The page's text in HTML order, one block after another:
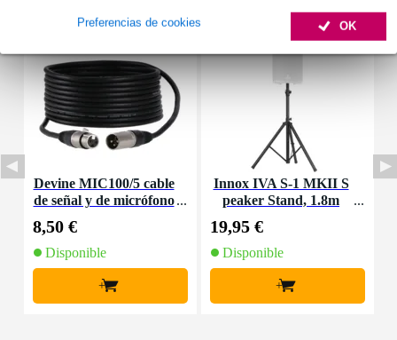
OK
Preferencias de cookies
Devine MIC100/5 cable
de señal y de micrófono
8,50 €
Disponible
+
Innox IVA S-1 MKII S
peaker Stand, 1.8m
19,95 €
Disponible
+